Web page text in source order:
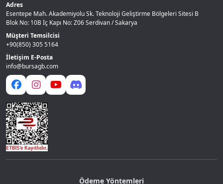
Adres
Esentepe Mah. Akademiyolu Sk. Teknoloji Geliştirme Bölgeleri Sitesi B
Blok No: 10B İç Kapı No: Z06 Serdivan / Sakarya
Müşteri Temsilcisi
+90(850) 305 5164
İletişim E-Posta
info@bursagb.com
Ödeme Yöntemleri